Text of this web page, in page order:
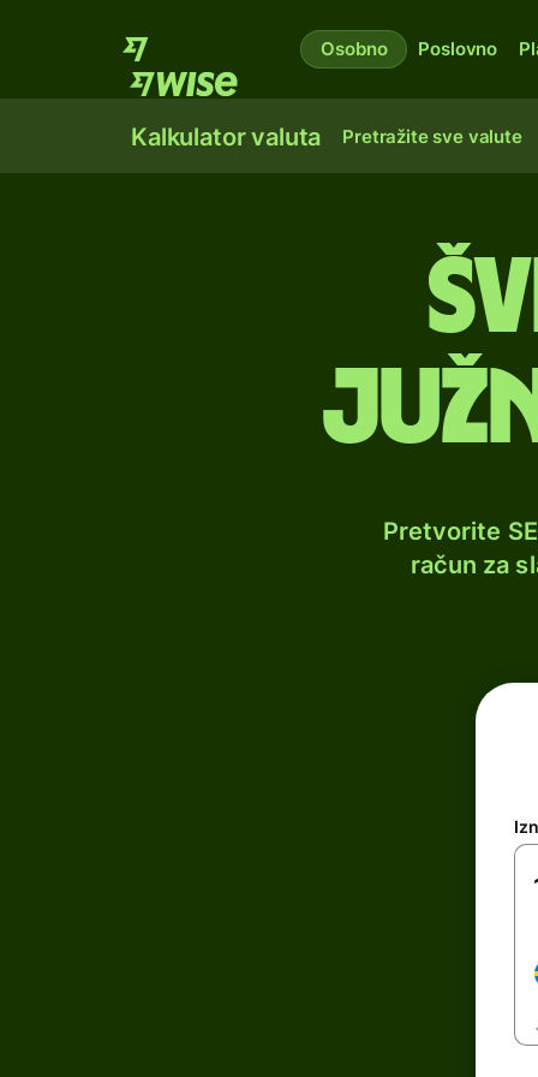
Osobno Poslovno
Kalkulator valuta Pretražite sve valute
Pretvorite
račun za